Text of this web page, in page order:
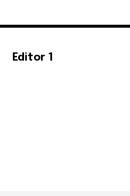
Editor 1